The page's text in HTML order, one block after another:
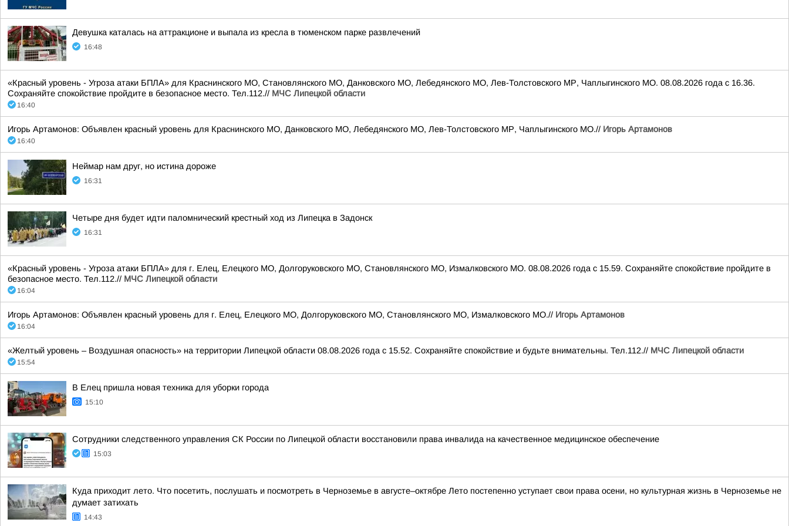
Девушка каталась на аттракционе и выпала из кресла в тюменском парке развлечений
16:48
«Красный уровень - Угроза атаки БПЛА» для Краснинского МО, Становлянского МО, Данковского МО, Лебедянского МО, Лев-Толстовского МР, Чаплыгинского МО. 08.08.2026 года с 16.36.
Сохраняйте спокойствие пройдите в безопасное место. Тел.112.// МЧС Липецкой области
16:40
Игорь Артамонов: Объявлен красный уровень для Краснинского МО, Данковского МО, Лебедянского МО, Лев-Толстовского МР, Чаплыгинского МО.// Игорь Артамонов
16:40
Неймар нам друг, но истина дороже
16:31
Четыре дня будет идти паломнический крестный ход из Липецка в Задонск
16:31
«Красный уровень - Угроза атаки БПЛА» для г. Елец, Елецкого МО, Долгоруковского МО, Становлянского МО, Измалковского МО. 08.08.2026 года с 15.59. Сохраняйте спокойствие пройдите в
безопасное место. Тел.112.// МЧС Липецкой области
16:04
Игорь Артамонов: Объявлен красный уровень для г. Елец, Елецкого МО, Долгоруковского МО, Становлянского МО, Измалковского МО.// Игорь Артамонов
16:04
«Желтый уровень – Воздушная опасность» на территории Липецкой области 08.08.2026 года с 15.52. Сохраняйте спокойствие и будьте внимательны. Тел.112.// МЧС Липецкой области
15:54
В Елец пришла новая техника для уборки города
15:10
Сотрудники следственного управления СК России по Липецкой области восстановили права инвалида на качественное медицинское обеспечение
15:03
Куда приходит лето. Что посетить, послушать и посмотреть в Черноземье в августе–октябре Лето постепенно уступает свои права осени, но культурная жизнь в Черноземье не
думает затихать
14:43